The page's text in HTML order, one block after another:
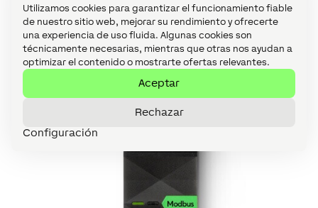
Utilizamos cookies para garantizar el funcionamiento fiable
de nuestro sitio web, mejorar su rendimiento y ofrecerte
una experiencia de uso fluida. Algunas cookies son
técnicamente necesarias, mientras que otras nos ayudan a
optimizar el contenido o mostrarte ofertas relevantes.
Aceptar
Rechazar
Configuración